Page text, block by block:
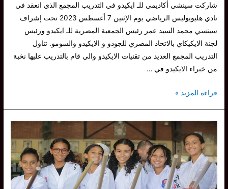
شاركت سينشي أكاديمي للـ ايكيدو في التدريب المجمع الذي انعقد في
نادي هليوبوليس الرياضي يوم الإثنين 7 أغسطس 2023 تحت إشراف
سينسي محمد السيد عمر رئيس الجمعية المصرية للـ ايكيدو ورئيس
لجنة الايكيكاي بالاتحاد المصري للجودو و الايكيدو والسومو. تناول
التدريب المجمع العديد من تقنيات الايكيدو والي قام بالتدريب عليها نخبة
من خبراء الايكيدو في …
سينشي
تشارك
في
تدريب
مجمع
بنادي
قراءة المزيد »